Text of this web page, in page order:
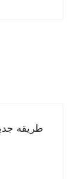
طريقه